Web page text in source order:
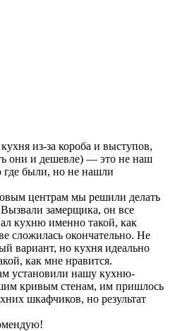
из-за короба и выступов,
они и дешевле) — это не наш
были, но не нашли
центрам мы решили делать
замерщика, он все
кухню именно такой, как
сложилась окончательно. Не
вариант, но кухня идеально
как мне нравится.
установили нашу кухню-
кривым стенам, им пришлось
шкафчиков, но результат